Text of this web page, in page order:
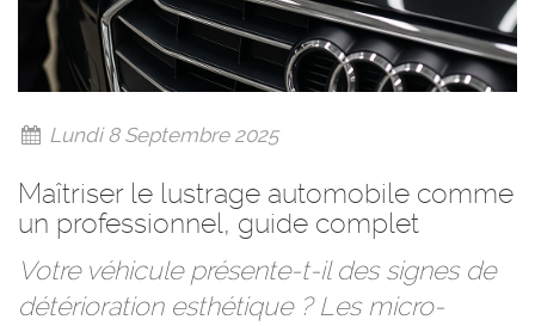
Lundi 8 Septembre 2025
Maîtriser le lustrage automobile comme
un professionnel, guide complet
Votre véhicule présente-t-il des signes de
détérioration esthétique ? Les micro-